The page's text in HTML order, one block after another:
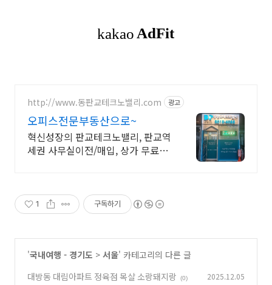
http://www.동판교테크노밸리.com 광고
오피스전문부동산으로~
혁신성장의 판교테크노밸리, 판교역
세권 사무실이전/매입, 상가 무료컨
1 구독하기
'국내여행 - 경기도 > 서울' 카테고리의 다른 글
대방동 대림아파트 정육점 목살 소랑돼지랑
(0) 2025.12.05